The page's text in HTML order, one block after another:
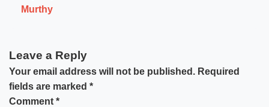
Murthy
Leave a Reply
Your email address will not be published. Required
fields are marked *
Comment *